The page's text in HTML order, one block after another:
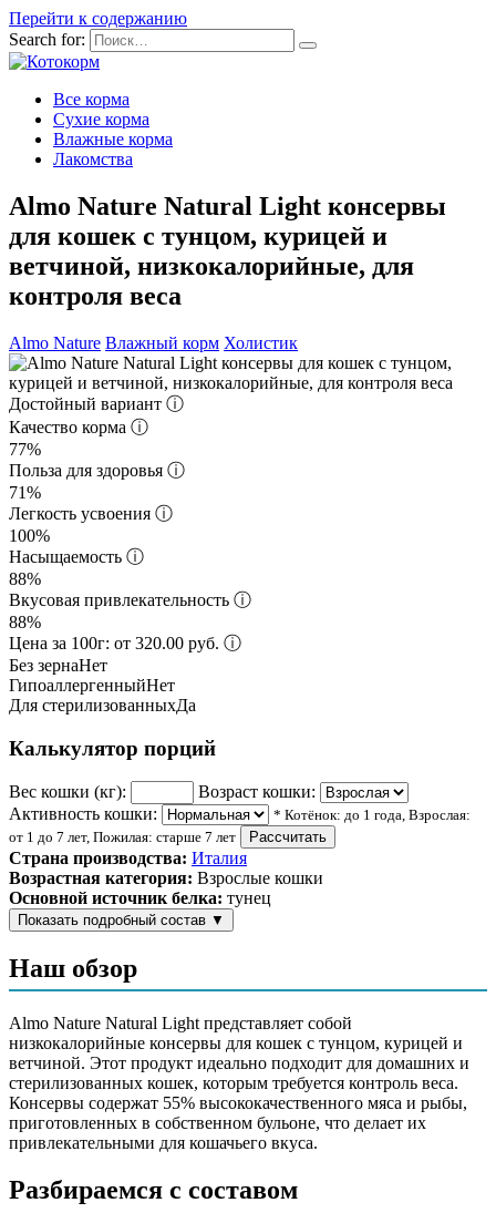
Перейти к содержанию
Search for:
Все корма
Сухие корма
Влажные корма
Лакомства
Almo Nature Natural Light консервы
для кошек с тунцом, курицей и
ветчиной, низкокалорийные, для
контроля веса
Almo Nature Влажный корм Холистик
Достойный вариант ⓘ
Качество корма ⓘ
77%
Польза для здоровья ⓘ
71%
Легкость усвоения ⓘ
100%
Насыщаемость ⓘ
88%
Вкусовая привлекательность ⓘ
88%
Цена за 100г: от 320.00 руб. ⓘ
Без зернаНет
ГипоаллергенныйНет
Для стерилизованныхДа
Калькулятор порций
Вес кошки (кг):
Возраст кошки:
Активность кошки:
* Котёнок: до 1 года, Взрослая:
от 1 до 7 лет, Пожилая: старше 7 лет
Рассчитать
Страна производства: Италия
Возрастная категория: Взрослые кошки
Основной источник белка: тунец
Показать подробный состав ▼
Состав корма
2%
Аналитический состав
белок 13.5%, жиры 0.6%, клетчатка 0.1%, зола 1%, влага 84%
Пищевая ценность
Белок (%)
13.5
Наш обзор
Almo Nature Natural Light представляет собой
низкокалорийные консервы для кошек с тунцом, курицей и
ветчиной. Этот продукт идеально подходит для домашних и
стерилизованных кошек, которым требуется контроль веса.
Консервы содержат 55% высококачественного мяса и рыбы,
приготовленных в собственном бульоне, что делает их
привлекательными для кошачьего вкуса.
Разбираемся с составом